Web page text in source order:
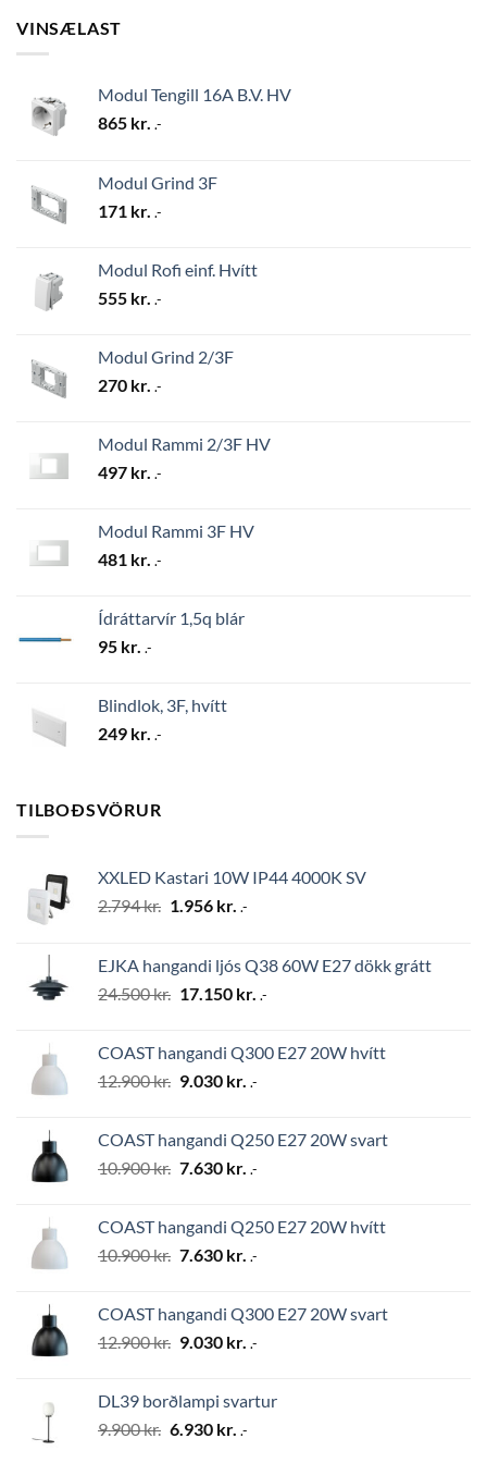
VINSÆLAST
Modul Tengill 16A B.V. HV
865 kr. .-
Modul Grind 3F
171 kr. .-
Modul Rofi einf. Hvítt
555 kr. .-
Modul Grind 2/3F
270 kr. .-
Modul Rammi 2/3F HV
497 kr. .-
Modul Rammi 3F HV
481 kr. .-
Ídráttarvír 1,5q blár
95 kr. .-
Blindlok, 3F, hvítt
249 kr. .-
TILBOÐSVÖRUR
XXLED Kastari 10W IP44 4000K SV
2.794kr. Original
2.794 kr..
1.956 kr. Current
1.956 kr..
.-
EJKA hangandi ljós Q38 60W E27 dökk grátt
24.500kr. Original
24.500 kr..
17.150 kr. Current
17.150 kr..
.-
COAST hangandi Q300 E27 20W hvítt
12.900kr. Original
12.900 kr..
9.030 kr. Current
9.030 kr..
.-
COAST hangandi Q250 E27 20W svart
10.900kr. Original
10.900 kr..
7.630 kr. Current
7.630 kr..
.-
COAST hangandi Q250 E27 20W hvítt
10.900kr. Original
10.900 kr..
7.630 kr. Current
7.630 kr..
.-
COAST hangandi Q300 E27 20W svart
12.900kr. Original
12.900 kr..
9.030 kr. Current
9.030 kr..
.-
DL39 borðlampi svartur
9.900kr. Original
6.930 kr. Current
.-